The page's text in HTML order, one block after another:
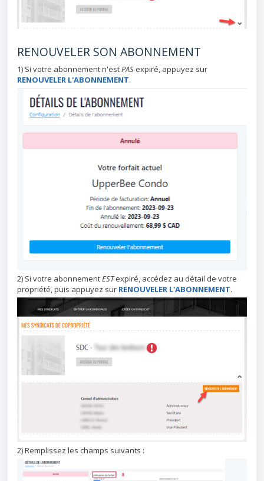
RENOUVELER SON ABONNEMENT
1) Si votre abonnement n'estPAS expiré, appuyez sur
RENOUVELER L'ABONNEMENT.
2) Si votre abonnementESTexpiré, accédez au détail de votre
propriété, puis appuyez sur RENOUVELER L'ABONNEMENT.
2) Remplissez les champs suivants :